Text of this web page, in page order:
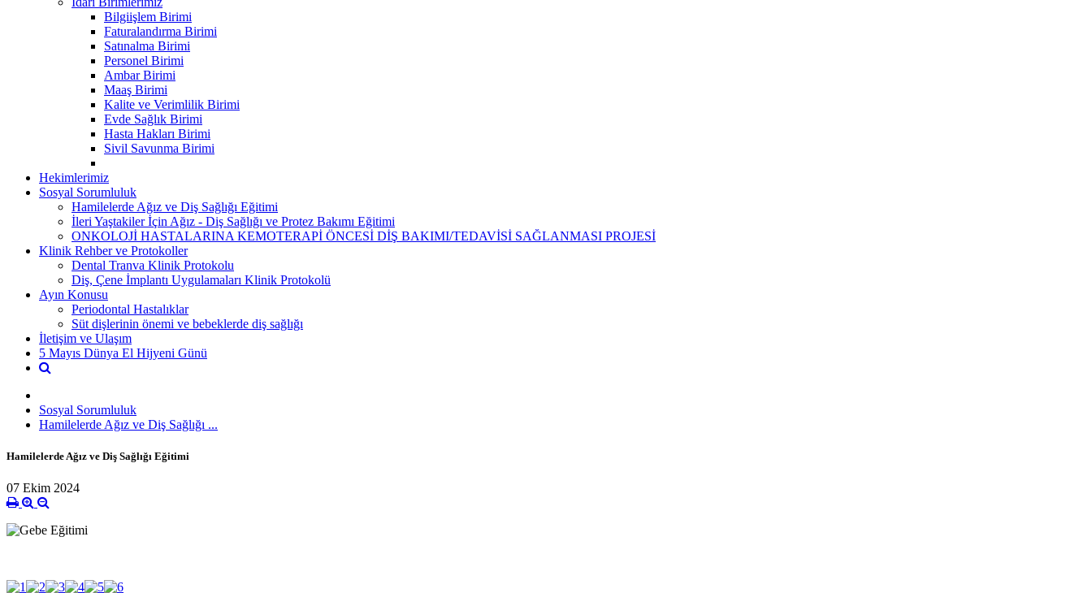
Bilgiişlem Birimi
Faturalandırma Birimi
Satınalma Birimi
Personel Birimi
Ambar Birimi
Maaş Birimi
Kalite ve Verimlilik Birimi
Evde Sağlık Birimi
Hasta Hakları Birimi
Sivil Savunma Birimi
Hekimlerimiz
Sosyal Sorumluluk
Hamilelerde Ağız ve Diş Sağlığı Eğitimi
İleri Yaştakiler İçin Ağız - Diş Sağlığı ve Protez Bakımı Eğitimi
ONKOLOJİ HASTALARINA KEMOTERAPİ ÖNCESİ DİŞ BAKIMI/TEDAVİSİ SAĞLANMASI PROJESİ
Klinik Rehber ve Protokoller
Dental Tranva Klinik Protokolu
Diş, Çene İmplantı Uygulamaları Klinik Protokolü
Ayın Konusu
Periodontal Hastalıklar
Süt dişlerinin önemi ve bebeklerde diş sağlığı
İletişim ve Ulaşım
5 Mayıs Dünya El Hijyeni Günü
Sosyal Sorumluluk
Hamilelerde Ağız ve Diş Sağlığı ...
Hamilelerde Ağız ve Diş Sağlığı Eğitimi
07 Ekim 2024